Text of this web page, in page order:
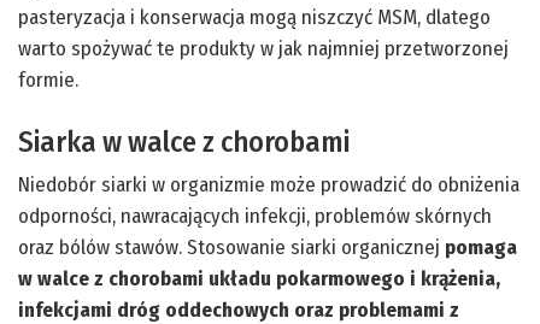
pasteryzacja i konserwacja mogą niszczyć MSM, dlatego
warto spożywać te produkty w jak najmniej przetworzonej
formie.
Siarka w walce z chorobami
Niedobór siarki w organizmie może prowadzić do obniżenia
odporności, nawracających infekcji, problemów skórnych
oraz bólów stawów. Stosowanie siarki organicznej pomaga
w walce z chorobami układu pokarmowego i krążenia,
infekcjami dróg oddechowych oraz problemami z